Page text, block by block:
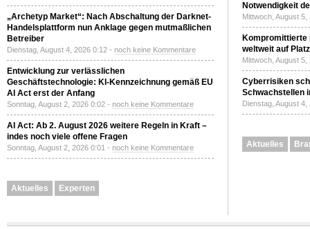
„Archetyp Market“: Nach Abschaltung der Darknet-
Handelsplattform nun Anklage gegen mutmaßlichen
Betreiber
Dienstag, August 4, 2026 0:12 - noch keine Kommentare
Entwicklung zur verlässlichen
Geschäftstechnologie: KI-Kennzeichnung gemäß EU
AI Act erst der Anfang
Sonntag, August 2, 2026 0:02 - noch keine Kommentare
AI Act: Ab 2. August 2026 weitere Regeln in Kraft –
indes noch viele offene Fragen
Sonntag, August 2, 2026 0:01 - noch keine Kommentare
Aktuelles Experten
Notwendigkeit
Mittwoch, August
Kompromittierte
weltweit auf
Mittwoch, August
Cyberrisiken
Schwachstellen
Dienstag, August
Aktuelles